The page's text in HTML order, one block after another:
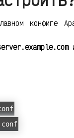
конфиге